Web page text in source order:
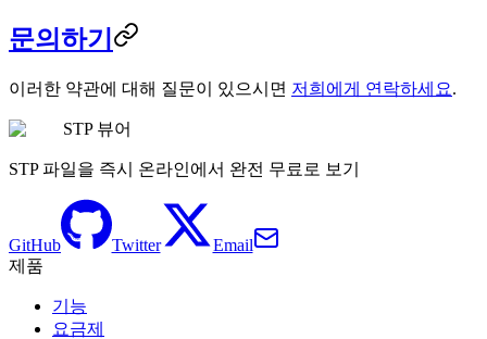
문의하기
이러한 약관에 대해 질문이 있으시면 저희에게 연락하세요.
STP 뷰어
STP 파일을 즉시 온라인에서 완전 무료로 보기
GitHub Twitter
Email
제품
기능
요금제